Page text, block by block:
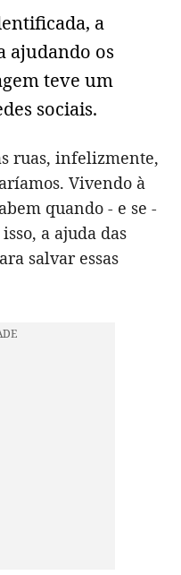
a
ajudando os
teve um
sociais.
ruas, infelizmente,
Vivendo à
quando - e se -
a ajuda das
salvar essas